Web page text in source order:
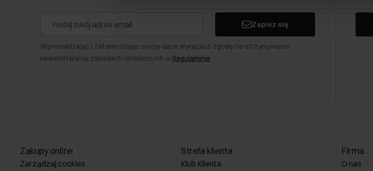
Zapisz się
Wprowadzając i zatwierdzając swoje dane wyrażasz zgodę na otrzymywanie
newslettera na zasadach określonych w Regulaminie.
Zakupy online
Zarządzaj cookies
Strefa klienta
Klub Klienta
Firma
O nas